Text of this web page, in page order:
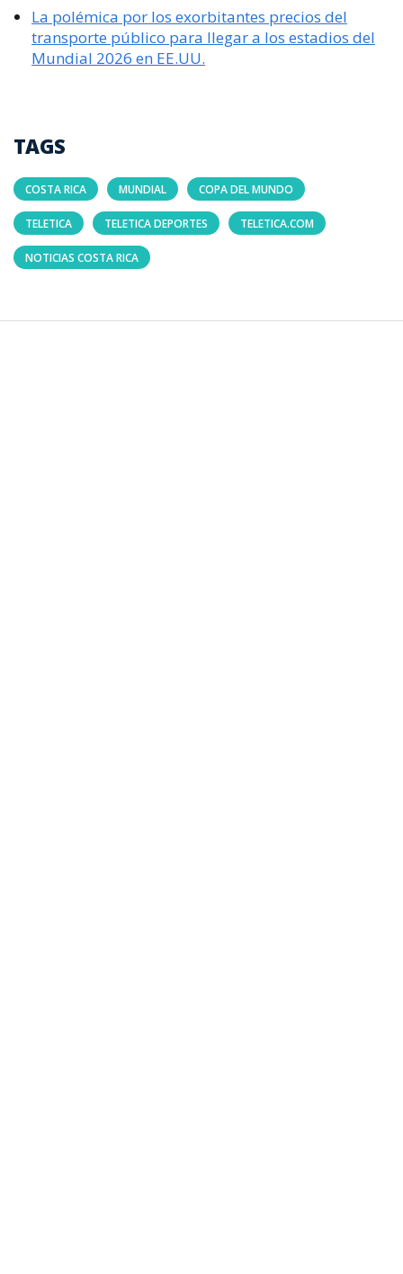
La polémica por los exorbitantes precios del
transporte público para llegar a los estadios del
Mundial 2026 en EE.UU.
TAGS
COSTA RICA MUNDIAL COPA DEL MUNDO
TELETICA TELETICA DEPORTES TELETICA.COM
NOTICIAS COSTA RICA